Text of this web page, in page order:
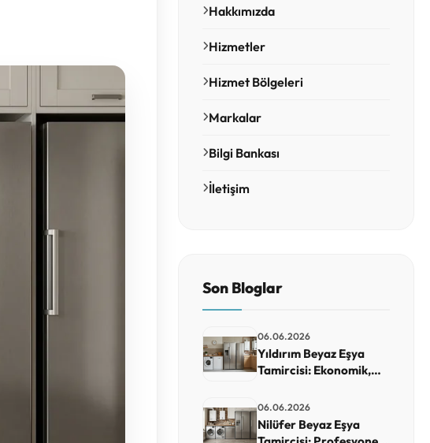
Hakkımızda
Hizmetler
Hizmet Bölgeleri
Markalar
Bilgi Bankası
İletişim
Son Bloglar
06.06.2026
Yıldırım Beyaz Eşya
Tamircisi: Ekonomik,
Servis
06.06.2026
Nilüfer Beyaz Eşya